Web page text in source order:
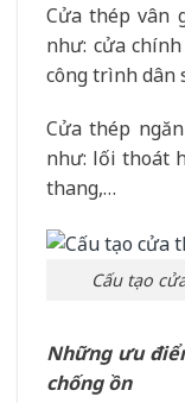
Cửa thép vân
như: cửa
công trình dân
Cửa thép
như: lối thoát
thang,…
Cấu tạo
Những ưu
chống ồn